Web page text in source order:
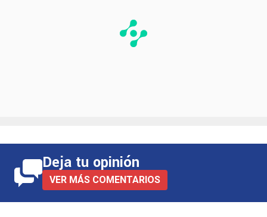
Deja tu opinión
VER MÁS COMENTARIOS